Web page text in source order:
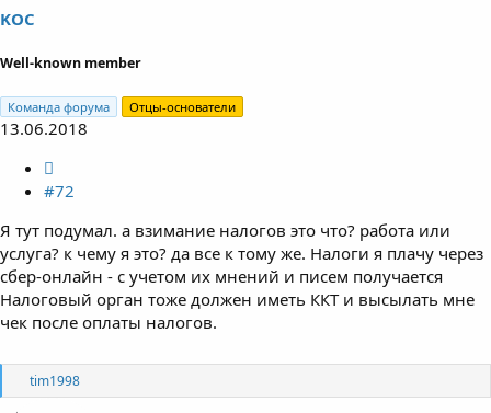
:
KOC
Well-known member
Команда форума Отцы-основатели
13.06.2018
#72
Я тут подумал. а взимание налогов это что? работа или
услуга? к чему я это? да все к тому же. Налоги я плачу через
сбер-онлайн - с учетом их мнений и писем получается
Налоговый орган тоже должен иметь ККТ и высылать мне
чек после оплаты налогов.
R
e
tim1998